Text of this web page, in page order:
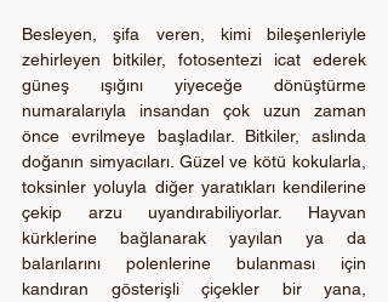
Besleyen, şifa veren, kimi bileşenleriyle
zehirleyen bitkiler, fotosentezi icat ederek
güneş ışığını yiyeceğe dönüştürme
numaralarıyla insandan çok uzun zaman
önce evrilmeye başladılar. Bitkiler, aslında
doğanın simyacıları. Güzel ve kötü kokularla,
toksinler yoluyla diğer yaratıkları kendilerine
çekip arzu uyandırabiliyorlar. Hayvan
kürklerine bağlanarak yayılan ya da
balarılarını polenlerine bulanması için
kandıran gösterişli çiçekler bir yana,